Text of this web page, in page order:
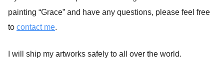
painting “Grace” and have any questions, please feel free
to contact me.
I will ship my artworks safely to all over the world.